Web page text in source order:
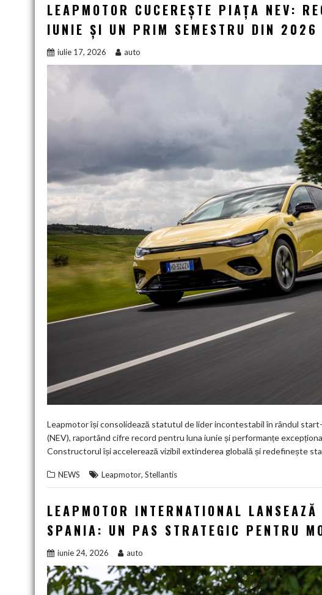
LEAPMOTOR CUCEREȘTE PIAȚA NEV:
IUNIE ȘI UN PRIM SEMESTRU DIN 2026
iulie 17, 2026 auto
Leapmotor își consolidează statutul de lider incontestabil în rândul
(NEV), raportând cifre record pentru luna iunie și performanțe
Constructorul își accelerează vizibil extinderea globală și redefinește
NEWS Leapmotor, Stellantis
LEAPMOTOR INTERNATIONAL
SPANIA: UN PAS STRATEGIC PENTRU
iunie 24, 2026 auto